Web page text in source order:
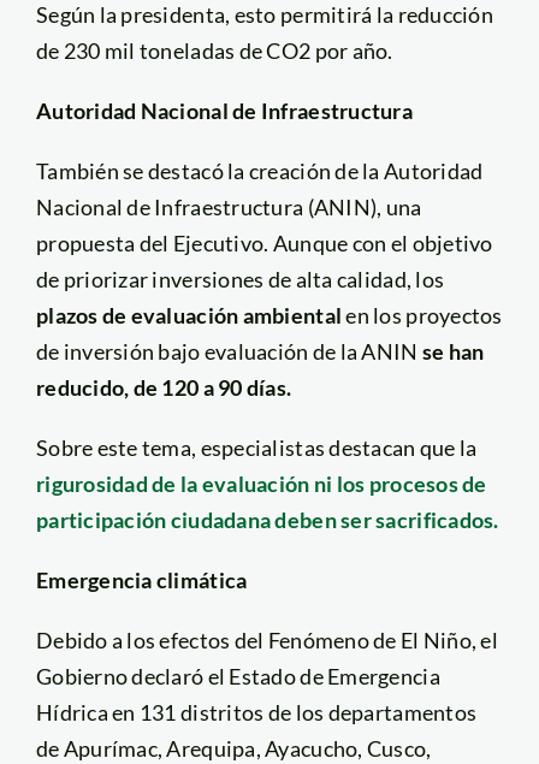
Según la presidenta, esto permitirá la reducción
de 230 mil toneladas de CO2 por año.
Autoridad Nacional de Infraestructura
También se destacó la creación de la Autoridad
Nacional de Infraestructura (ANIN), una
propuesta del Ejecutivo. Aunque con el objetivo
de priorizar inversiones de alta calidad, los
plazos de evaluación ambientalen los proyectos
de inversión bajo evaluación de la ANIN se han
reducido, de 120 a 90 días.
Sobre este tema, especialistas destacan que la
rigurosidad de la evaluación ni los procesos de
participación ciudadana deben ser sacrificados.
Emergencia climática
Debido a los efectos del Fenómeno de El Niño, el
Gobierno declaró el Estado de Emergencia
Hídrica en 131 distritos de los departamentos
de Apurímac, Arequipa, Ayacucho, Cusco,